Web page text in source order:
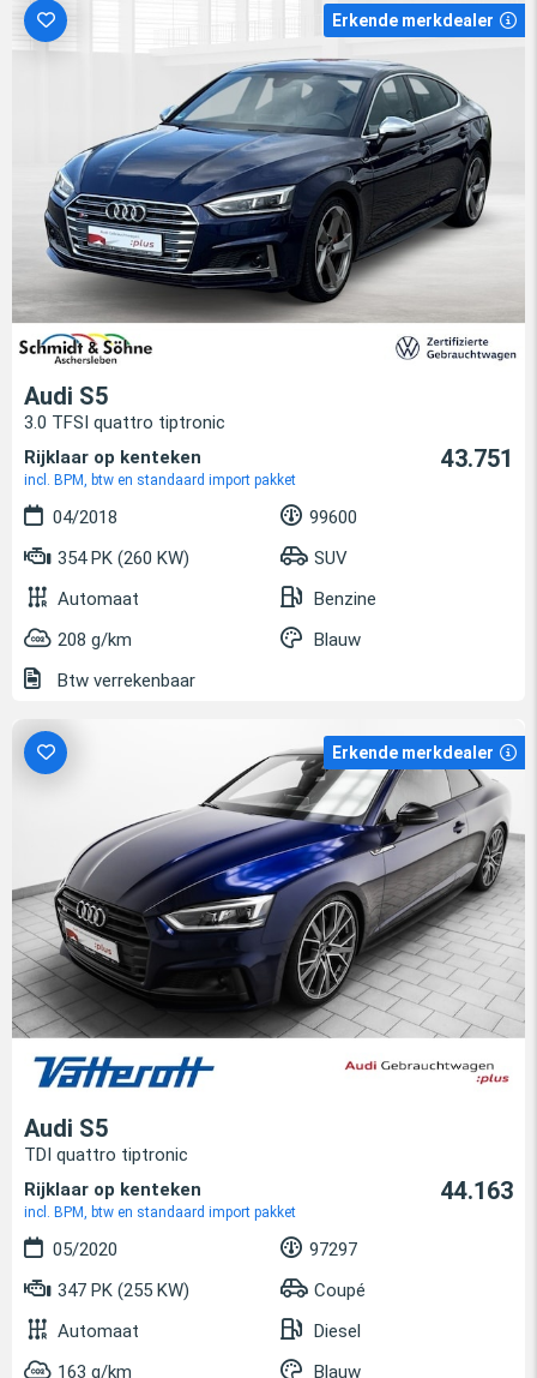
Erkende merkdealer
Audi S5
3.0 TFSI quattro tiptronic
Rijklaar op kenteken
incl. BPM, btw en standaard import pakket
43.751
04/2018
99600
354 PK (260 KW)
SUV
Automaat
Benzine
208 g/km
Blauw
Btw verrekenbaar
Erkende merkdealer
Audi S5
TDI quattro tiptronic
Rijklaar op kenteken
incl. BPM, btw en standaard import pakket
44.163
05/2020
97297
347 PK (255 KW)
Coupé
Automaat
Diesel
163 g/km
Blauw